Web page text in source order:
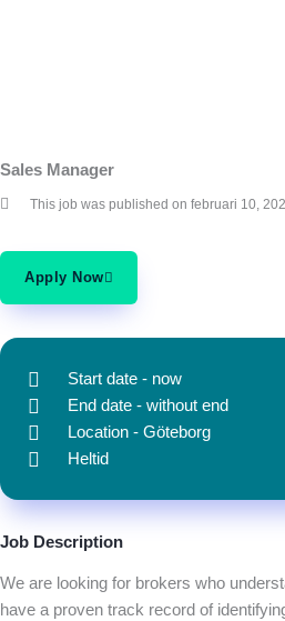
Tjänster
Kontakta oss
Sales Manager
This job was published on februari 10,
Apply Now
Start date - now
End date - without end
Location - Göteborg
Heltid
Job Description
We are looking for brokers who
have a proven track record of